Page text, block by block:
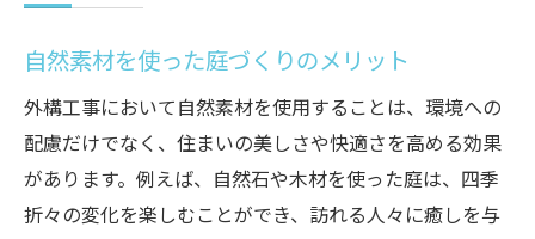
自然素材を使った庭づくりのメリット
外構工事において自然素材を使用することは、環境への
配慮だけでなく、住まいの美しさや快適さを高める効果
があります。例えば、自然石や木材を使った庭は、四季
折々の変化を楽しむことができ、訪れる人々に癒しを与